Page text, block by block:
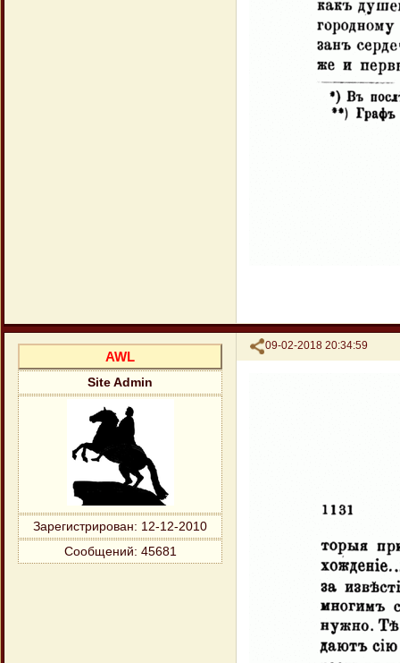
Поделиться
09-02-2018 20:34:59
AWL
Site Admin
Зарегистрирован: 12-12-2010
Сообщений: 45681